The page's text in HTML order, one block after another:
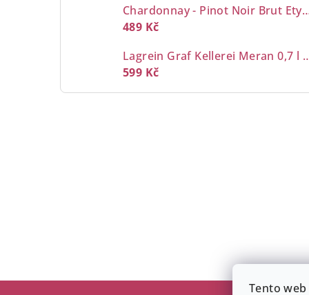
Tento
Chardonnay - Pinot
489 Kč
Lagrein Graf
599 Kč